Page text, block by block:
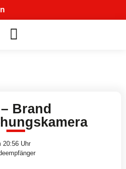
Brand
20:56 Uhr